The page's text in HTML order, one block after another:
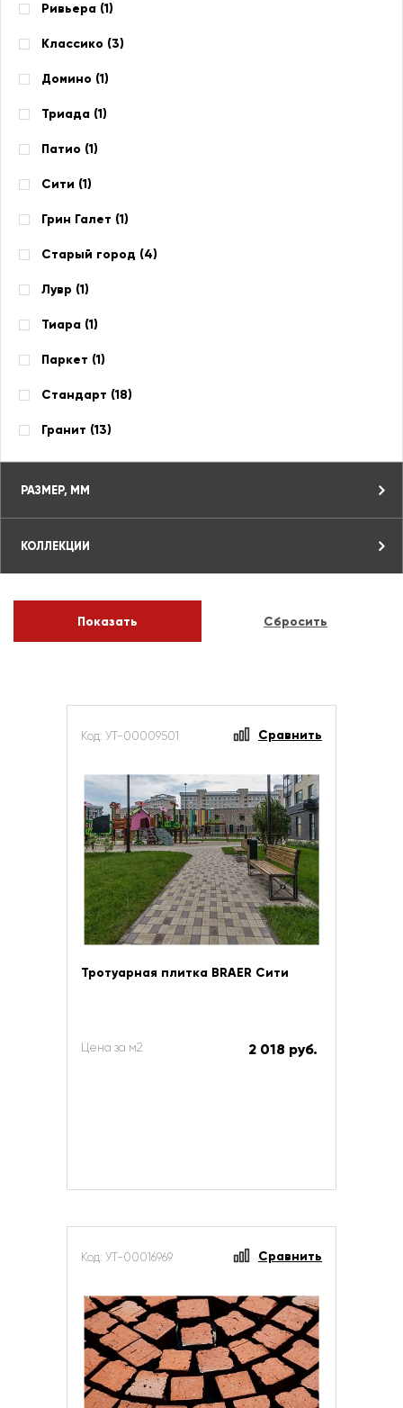
Ривьера (1)
Классико (3)
Домино (1)
Триада (1)
Патио (1)
Сити (1)
Грин Галет (1)
Старый город (4)
Лувр (1)
Тиара (1)
Паркет (1)
Стандарт (18)
Гранит (13)
РАЗМЕР, ММ
КОЛЛЕКЦИИ
Код: УТ-00009501 Сравнить
Тротуарная плитка BRAER Сити
Цена за м2 2 018 руб.
Код: УТ-00016969 Сравнить